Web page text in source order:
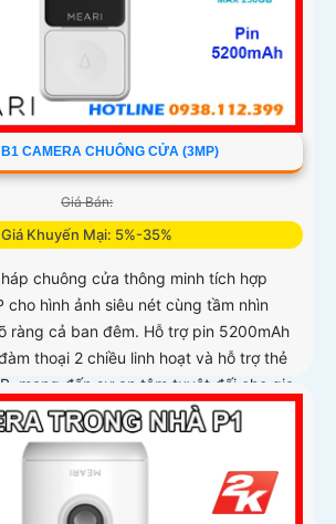
CAMERA CHUÔNG CỬA (3MP)
Giá Bán:
Giá Khuyến Mại: 5%-35%
chuông cửa thông minh tích hợp
cho hình ảnh siêu nét cùng tầm nhìn
ràng cả ban đêm. Hỗ trợ pin 5200mAh
thoại 2 chiều linh hoạt và hỗ trợ thẻ
mang đến sự an tâm tuyệt đối cho gia